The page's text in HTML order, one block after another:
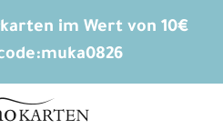
im Wert von 10€
muka0826